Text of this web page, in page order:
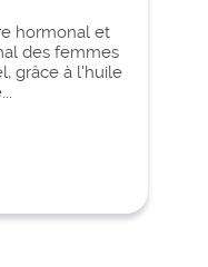
hormonal et
des femmes
grâce à l'huile